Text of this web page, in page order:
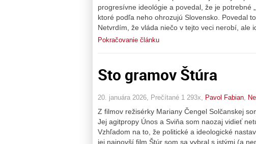
progresívne ideológie a povedal, že je potrebné
ktoré podľa neho ohrozujú Slovensko. Povedal
Netvrdím, že vláda niečo v tejto veci nerobí, ale
Pokračovanie článku
Sto gramov Štúra
20. januára 2026, Prečítané 1 293x, Pavol Fabian,
Z filmov režisérky Mariany Čengel Solčanskej
Jej agitpropy Únos a Sviňa som naozaj vidieť
Vzhľadom na to, že politické a ideologické
jej najnovší film Štúr som sa vybral s istými (a